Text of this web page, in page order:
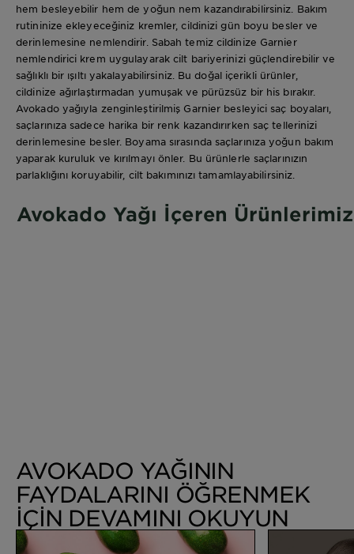
hem besleyebilir hem de yoğun nem kazandırabilirsiniz. Bakım
rutininize ekleyeceğiniz kremler, cildinizi gün boyu besler ve
derinlemesine nemlendirir. Sabah temiz cildinize Garnier
nemlendirici krem uygulayarak cilt bariyerinizi güçlendirebilir ve
sağlıklı bir ışıltı yakalayabilirsiniz. Bu doğal içerikli ürünler,
cildinize ağırlaştırmadan yumuşak ve pürüzsüz bir his bırakır.
Avokado yağıyla zenginleştirilmiş Garnier besleyici saç boyaları,
saçlarınıza sadece harika bir renk kazandırırken saç tellerinizi
derinlemesine besler. Boyama sırasında saçlarınıza yoğun bakım
yaparak kuruluk ve kırılmayı önler. Bu ürünlerle saçlarınızın
parlaklığını koruyabilir, cilt bakımınızı tamamlayabilirsiniz.
Avokado Yağı İçeren Ürünlerimiz
AVOKADO YAĞININ
FAYDALARINI ÖĞRENMEK
İÇIN DEVAMINI OKUYUN